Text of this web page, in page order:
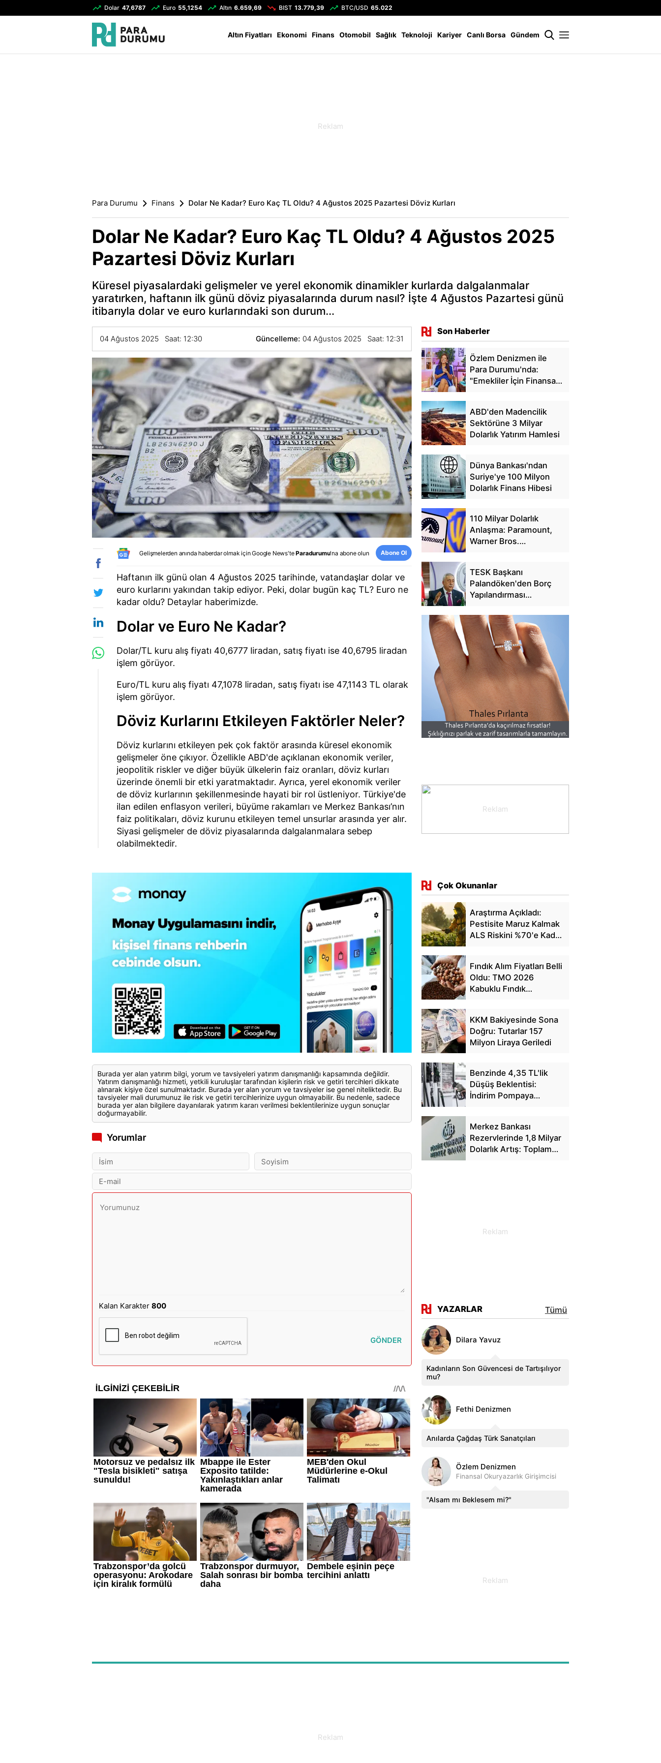
Dolar 47,6787 Euro 55,1254 Altın 6.659,69 BIST 13.779,39 BTC/USD 65.022
Altın Fiyatları Ekonomi Finans Otomobil Sağlık Teknoloji Kariyer Canlı Borsa Gündem
Para Durumu Finans Dolar Ne Kadar? Euro Kaç TL Oldu? 4 Ağustos 2025 Pazartesi Döviz Kurları
Dolar Ne Kadar? Euro Kaç TL Oldu? 4 Ağustos 2025
Pazartesi Döviz Kurları
Küresel piyasalardaki gelişmeler ve yerel ekonomik dinamikler kurlarda dalgalanmalar
yaratırken, haftanın ilk günü döviz piyasalarında durum nasıl? İşte 4 Ağustos Pazartesi günü
itibarıyla dolar ve euro kurlarındaki son durum...
04 Ağustos 2025 Saat: 12:30 Güncelleme: 04 Ağustos 2025 Saat: 12:31
Gelişmelerden anında haberdar olmak içinGoogle News'teParadurumu'na abone olun Abone Ol
Haftanın ilk günü olan 4 Ağustos 2025 tarihinde, vatandaşlar dolar ve
euro kurlarını yakından takip ediyor. Peki, dolar bugün kaç TL? Euro ne
kadar oldu? Detaylar haberimizde.
Dolar ve Euro Ne Kadar?
Dolar/TL kuru alış fiyatı 40,6777 liradan, satış fiyatı ise 40,6795 liradan
işlem görüyor.
Euro/TL kuru alış fiyatı 47,1078 liradan, satış fiyatı ise 47,1143 TL olarak
işlem görüyor.
Döviz Kurlarını Etkileyen Faktörler Neler?
Döviz kurlarını etkileyen pek çok faktör arasında küresel ekonomik
gelişmeler öne çıkıyor. Özellikle ABD'de açıklanan ekonomik veriler,
jeopolitik riskler ve diğer büyük ülkelerin faiz oranları, döviz kurları
üzerinde önemli bir etki yaratmaktadır. Ayrıca, yerel ekonomik veriler
de döviz kurlarının şekillenmesinde hayati bir rol üstleniyor. Türkiye'de
ilan edilen enflasyon verileri, büyüme rakamları ve Merkez Bankası’nın
faiz politikaları, döviz kurunu etkileyen temel unsurlar arasında yer alır.
Siyasi gelişmeler de döviz piyasalarında dalgalanmalara sebep
olabilmektedir.
Burada yer alan yatırım bilgi, yorum ve tavsiyeleri yatırım danışmanlığı kapsamında değildir.
Yatırım danışmanlığı hizmeti, yetkili kuruluşlar tarafından kişilerin risk ve getiri tercihleri dikkate
alınarak kişiye özel sunulmaktadır. Burada yer alan yorum ve tavsiyeler ise genel niteliktedir. Bu
tavsiyeler mali durumunuz ile risk ve getiri tercihlerinize uygun olmayabilir. Bu nedenle, sadece
burada yer alan bilgilere dayanılarak yatırım kararı verilmesi beklentilerinize uygun sonuçlar
doğurmayabilir.
Yorumlar
Kalan Karakter800
GÖNDER
Son Haberler
Özlem Denizmen ile
Para Durumu'nda:
"Emekliler İçin Finansal
ABD'den Madencilik
Sektörüne 3 Milyar
Dolarlık Yatırım Hamlesi
Dünya Bankası'ndan
Suriye'ye 100 Milyon
Dolarlık Finans Hibesi
110 Milyar Dolarlık
Anlaşma: Paramount,
Warner Bros.
TESK Başkanı
Palandöken'den Borç
Yapılandırması
228 Bin Başvuru
Çok Okunanlar
Araştırma Açıkladı:
Pestisite Maruz Kalmak
ALS Riskini %70'e Kadar
Fındık Alım Fiyatları Belli
Oldu: TMO 2026
Kabuklu Fındık
KKM Bakiyesinde Sona
Doğru: Tutarlar 157
Milyon Liraya Geriledi
Benzinde 4,35 TL'lik
Düşüş Beklentisi:
İndirim Pompaya
Merkez Bankası
Rezervlerinde 1,8 Milyar
Dolarlık Artış: Toplam
YAZARLAR Tümü
Dilara Yavuz
Kadınların Son Güvencesi de Tartışılıyor
mu?
Fethi Denizmen
Anılarda Çağdaş Türk Sanatçıları
Özlem Denizmen
Finansal Okuryazarlık Girişimcisi
"Alsam mı Beklesem mi?"